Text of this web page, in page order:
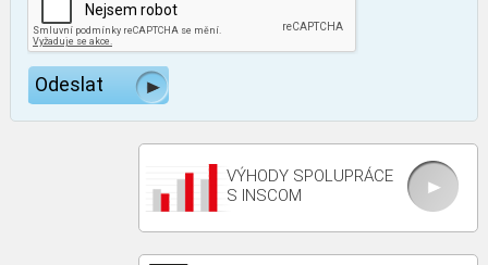
VÝHODY SPOLUPRÁCE
S INSCOM